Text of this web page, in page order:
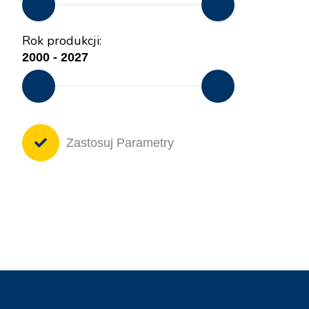
Rok produkcji:
Zastosuj Parametry